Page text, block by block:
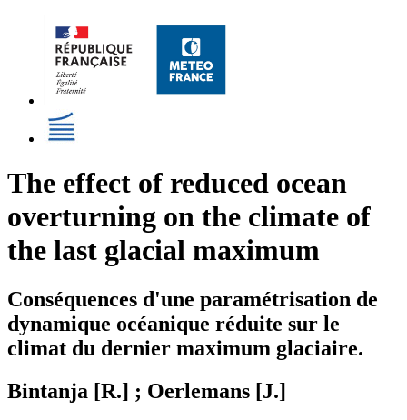
The effect of reduced ocean
overturning on the climate of
the last glacial maximum
Conséquences d'une paramétrisation de
dynamique océanique réduite sur le
climat du dernier maximum glaciaire.
Bintanja [R.] ; Oerlemans [J.]